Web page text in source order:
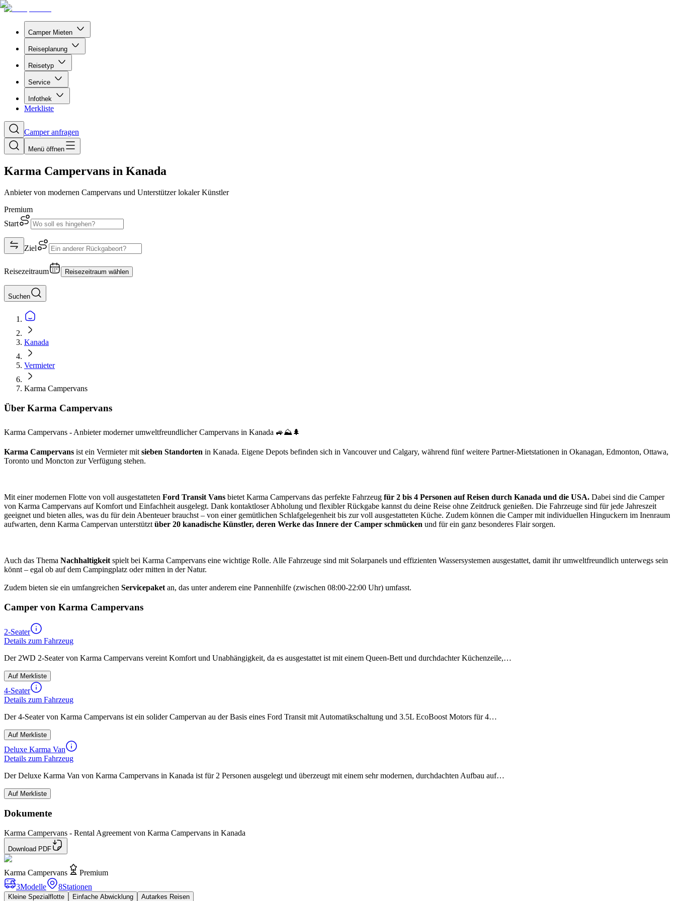
Camper Mieten
Reiseplanung
Reisetyp
Service
Infothek
Merkliste
Camper anfragen
Menü öffnen
Karma Campervans in Kanada
Anbieter von modernen Campervans und Unterstützer lokaler Künstler
Premium
Start
Ziel
Reisezeitraum Reisezeitraum wählen
Suchen
Kanada
Vermieter
Karma Campervans
Über Karma Campervans
Karma Campervans - Anbieter moderner umweltfreundlicher Campervans in Kanada 🚙⛰️🌲
Karma Campervans ist ein Vermieter mit sieben Standorten in Kanada. Eigene Depots befinden sich in Vancouver und Calgary, während fünf weitere Partner-Mietstationen in Okanagan, Edmonton, Ottawa,
Toronto und Moncton zur Verfügung stehen.
Mit einer modernen Flotte von voll ausgestatteten Ford Transit Vans bietet Karma Campervans das perfekte Fahrzeug für 2 bis 4 Personen auf Reisen durch Kanada und die USA. Dabei sind die Camper
von Karma Campervans auf Komfort und Einfachheit ausgelegt. Dank kontaktloser Abholung und flexibler Rückgabe kannst du deine Reise ohne Zeitdruck genießen. Die Fahrzeuge sind für jede Jahreszeit
geeignet und bieten alles, was du für dein Abenteuer brauchst – von einer gemütlichen Schlafgelegenheit bis zur voll ausgestatteten Küche. Zudem können die Camper mit individuellen Hinguckern im Inenraum
aufwarten, denn Karma Campervan unterstützt über 20 kanadische Künstler, deren Werke das Innere der Camper schmücken und für ein ganz besonderes Flair sorgen.
Auch das Thema Nachhaltigkeit spielt bei Karma Campervans eine wichtige Rolle. Alle Fahrzeuge sind mit Solarpanels und effizienten Wassersystemen ausgestattet, damit ihr umweltfreundlich unterwegs sein
könnt – egal ob auf dem Campingplatz oder mitten in der Natur.
Zudem bieten sie ein umfangreichen Servicepaket an, das unter anderem eine Pannenhilfe (zwischen 08:00-22:00 Uhr) umfasst.
Camper von Karma Campervans
2-Seater
Details zum Fahrzeug
Der 2WD 2-Seater von Karma Campervans vereint Komfort und Unabhängigkeit, da es ausgestattet ist mit einem Queen-Bett und durchdachter Küchenzeile,…
Auf Merkliste
4-Seater
Details zum Fahrzeug
Der 4-Seater von Karma Campervans ist ein solider Campervan au der Basis eines Ford Transit mit Automatikschaltung und 3.5L EcoBoost Motors für 4…
Auf Merkliste
Deluxe Karma Van
Details zum Fahrzeug
Der Deluxe Karma Van von Karma Campervans in Kanada ist für 2 Personen ausgelegt und überzeugt mit einem sehr modernen, durchdachten Aufbau auf…
Auf Merkliste
Dokumente
Karma Campervans - Rental Agreement von Karma Campervans in Kanada
Download PDF
Karma Campervans
Premium
3Modelle 8Stationen
Kleine Spezialflotte Einfache Abwicklung Autarkes Reisen